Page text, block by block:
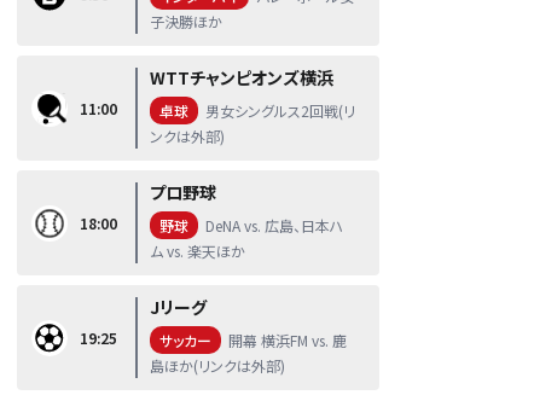
子決勝ほか
11:00
WTTチャンピオンズ横浜
卓球
男女シングルス2回戦(リ
ンクは外部)
18:00
プロ野球
野球
DeNA vs. 広島、日本ハ
ム vs. 楽天ほか
19:25
Jリーグ
サッカー
開幕 横浜FM vs. 鹿
島ほか(リンクは外部)